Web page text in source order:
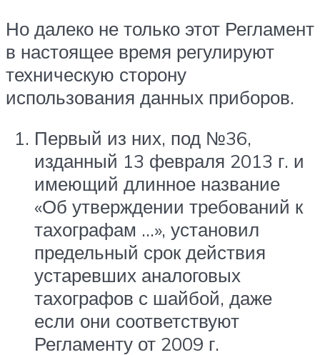
Но далеко не только этот Регламент
в настоящее время регулируют
техническую сторону
использования данных приборов.
Первый из них, под №36,
изданный 13 февраля 2013 г. и
имеющий длинное название
«Об утверждении требований к
тахографам …», установил
предельный срок действия
устаревших аналоговых
тахографов с шайбой, даже
если они соответствуют
Регламенту от 2009 г.